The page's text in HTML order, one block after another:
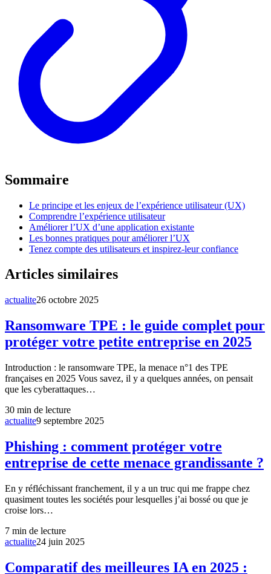
Sommaire
Le principe et les enjeux de l’expérience utilisateur (UX)
Comprendre l’expérience utilisateur
Améliorer l’UX d’une application existante
Les bonnes pratiques pour améliorer l’UX
Tenez compte des utilisateurs et inspirez-leur confiance
Articles similaires
actualite26 octobre 2025
Ransomware TPE : le guide complet pour
protéger votre petite entreprise en 2025
Introduction : le ransomware TPE, la menace n°1 des TPE
françaises en 2025 Vous savez, il y a quelques années, on pensait
que les cyberattaques…
30 min de lecture
actualite9 septembre 2025
Phishing : comment protéger votre
entreprise de cette menace grandissante ?
En y réfléchissant franchement, il y a un truc qui me frappe chez
quasiment toutes les sociétés pour lesquelles j’ai bossé ou que je
croise lors…
7 min de lecture
actualite24 juin 2025
Comparatif des meilleures IA en 2025 :